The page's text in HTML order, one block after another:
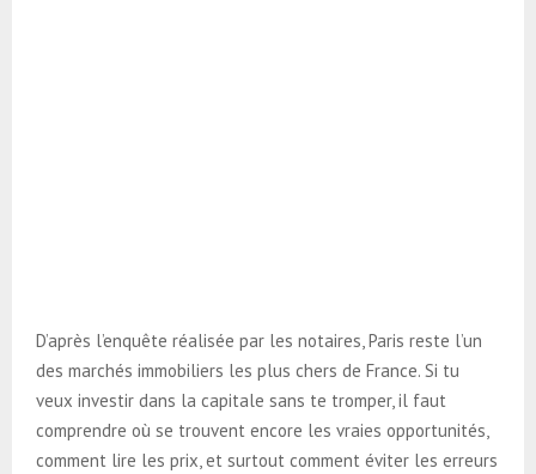
D’après l’enquête réalisée par les notaires, Paris reste l’un
des marchés immobiliers les plus chers de France. Si tu
veux investir dans la capitale sans te tromper, il faut
comprendre où se trouvent encore les vraies opportunités,
comment lire les prix, et surtout comment éviter les erreurs